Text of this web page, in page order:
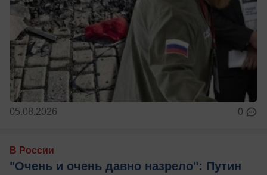
05.08.2026 0
В России
"Очень и очень давно назрело": Путин